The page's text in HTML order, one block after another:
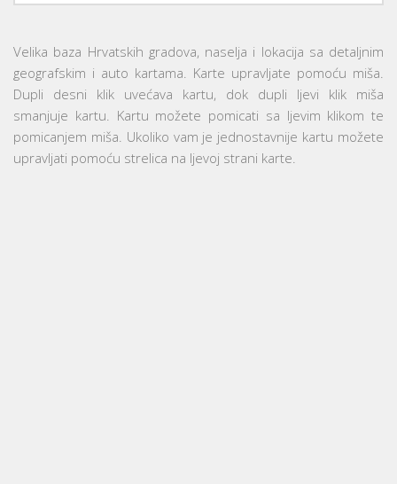
Velika baza Hrvatskih gradova, naselja i lokacija sa detaljnim
geografskim i auto kartama. Karte upravljate pomoću miša.
Dupli desni klik uvećava kartu, dok dupli ljevi klik miša
smanjuje kartu. Kartu možete pomicati sa ljevim klikom te
pomicanjem miša. Ukoliko vam je jednostavnije kartu možete
upravljati pomoću strelica na ljevoj strani karte.